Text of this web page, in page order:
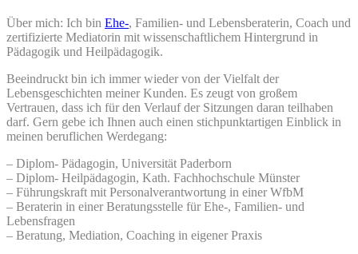
Über mich: Ich bin Ehe-, Familien- und Lebensberaterin, Coach und
zertifizierte Mediatorin mit wissenschaftlichem Hintergrund in
Pädagogik und Heilpädagogik.
Beeindruckt bin ich immer wieder von der Vielfalt der
Lebensgeschichten meiner Kunden. Es zeugt von großem
Vertrauen, dass ich für den Verlauf der Sitzungen daran teilhaben
darf. Gern gebe ich Ihnen auch einen stichpunktartigen Einblick in
meinen beruflichen Werdegang:
– Diplom- Pädagogin, Universität Paderborn
– Diplom- Heilpädagogin, Kath. Fachhochschule Münster
– Führungskraft mit Personalverantwortung in einer WfbM
– Beraterin in einer Beratungsstelle für Ehe-, Familien- und
Lebensfragen
– Beratung, Mediation, Coaching in eigener Praxis